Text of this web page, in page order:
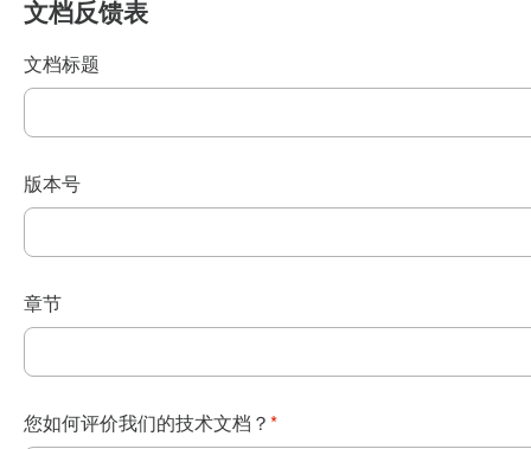
文档反馈表
文档标题
版本号
章节
您如何评价我们的技术文档？ *